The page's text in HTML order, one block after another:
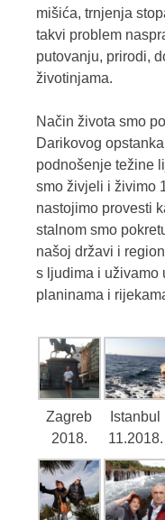
mišića, trnjenja
takvi problem
putovanju, prirodi,
životinjama.
Način života smo
Darikovog
podnošenje težine
smo živjeli i živimo
nastojimo provesti
stalnom smo
našoj državi i
s ljudima i uživamo
planinama i
Zagreb
2018.
Istanbul
11.2018.